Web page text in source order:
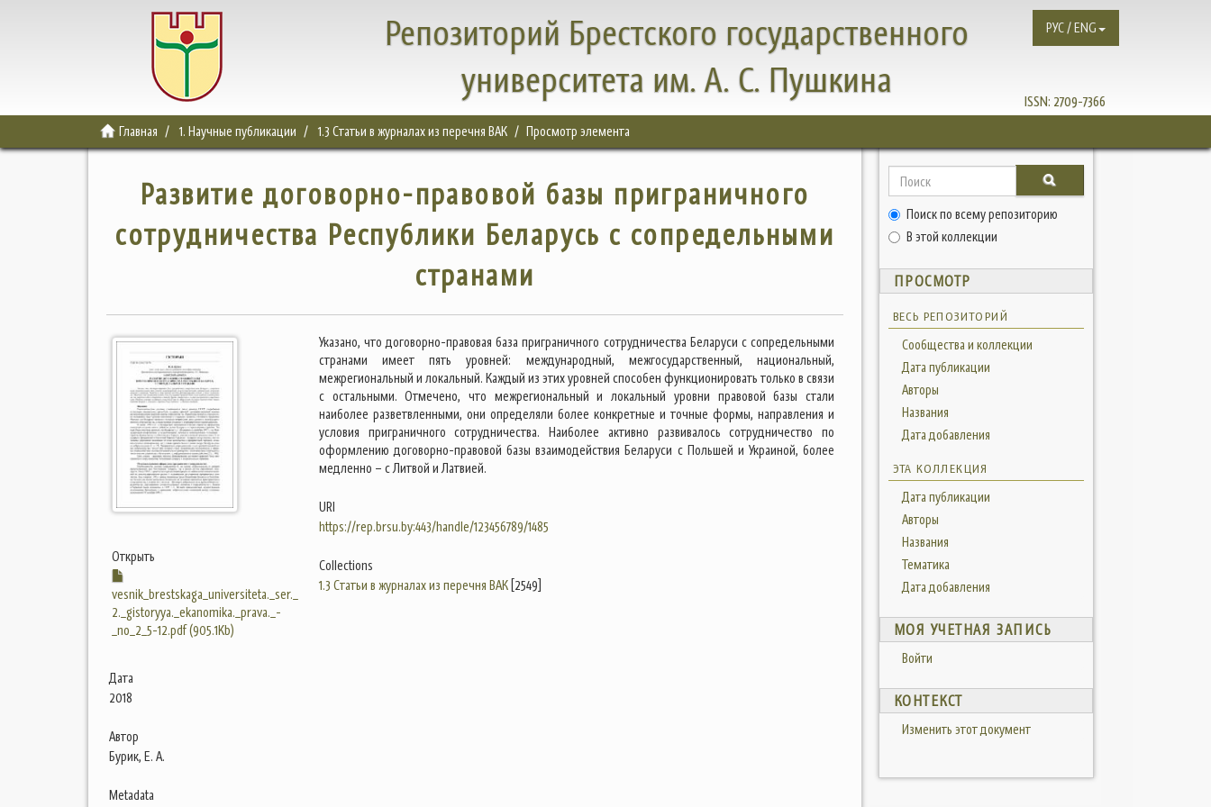
Репозиторий Брестского государственного
университета им. А. С. Пушкина
ISSN: 2709-7366
РУС / ENG
Главная 1. Научные публикации 1.3 Статьи в журналах из перечня ВАК Просмотр элемента
Развитие договорно-правовой базы приграничного
сотрудничества Республики Беларусь с сопредельными
странами
Открыть
vesnik_brestskaga_universiteta._ser._
2._gistoryya._ekanomika._prava._-
_no_2_5-12.pdf (905.1Kb)
Дата
2018
Автор
Бурик, Е. А.
Metadata
Указано, что договорно-правовая база приграничного сотрудничества Беларуси с сопредельными
странами имеет пять уровней: международный, межгосударственный, национальный,
межрегиональный и локальный. Каждый из этих уровней способен функционировать только в связи
с остальными. Отмечено, что межрегиональный и локальный уровни правовой базы стали
наиболее разветвленными, они определяли более конкретные и точные формы, направления и
условия приграничного сотрудничества. Наиболее активно развивалось сотрудничество по
оформлению договорно-правовой базы взаимодействия Беларуси с Польшей и Украиной, более
медленно – с Литвой и Латвией.
URI
https://rep.brsu.by:443/handle/123456789/1485
Collections
1.3 Статьи в журналах из перечня ВАК[2549]
Поиск по всему репозиторию
В этой коллекции
ПРОСМОТР
ВЕСЬ РЕПОЗИТОРИЙ
Сообщества и коллекции
Дата публикации
Авторы
Названия
Дата добавления
ЭТА КОЛЛЕКЦИЯ
Дата публикации
Авторы
Названия
Тематика
Дата добавления
МОЯ УЧЕТНАЯ ЗАПИСЬ
Войти
КОНТЕКСТ
Изменить этот документ